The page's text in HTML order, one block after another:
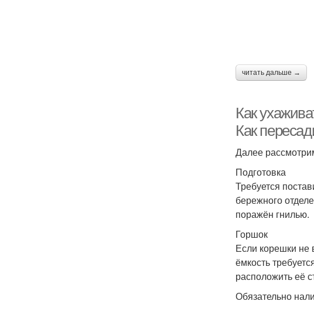
читать дальше →
Как
Как
Далее
Подготовка
Требуется
бережного
поражён гнилью.
Горшок
Если корешки не
ёмкость
расположить её
Обязательно